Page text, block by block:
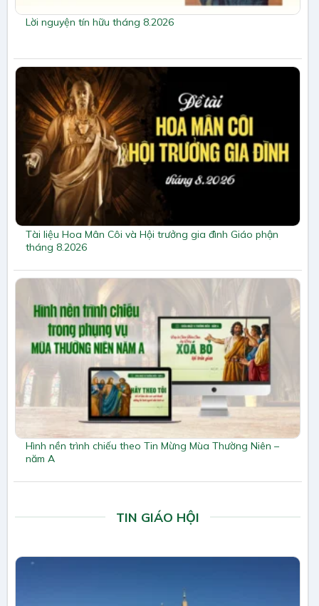
Lời nguyện tín hữu tháng 8.2026
Tài liệu Hoa Mân Côi và Hội trưởng gia đình Giáo phận
tháng 8.2026
Hình nền trình chiếu theo Tin Mừng Mùa Thường Niên –
năm A
TIN GIÁO HỘI